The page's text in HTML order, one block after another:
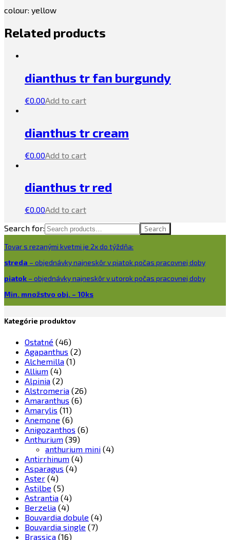
colour: yellow
Related products
dianthus tr fan burgundy
€0.00Add to cart
dianthus tr cream
€0.00Add to cart
dianthus tr red
€0.00Add to cart
Search for:
Search
Tovar s rezanými kvetmi je 2x do týždňa:
streda – objednávky najneskôr v piatok počas pracovnej doby
piatok – objednávky najneskôr v utorok počas pracovnej doby
Min. množstvo obj. – 10ks
Kategórie produktov
Ostatné (46)
Agapanthus (2)
Alchemilla (1)
Allium (4)
Alpinia (2)
Alstromeria (26)
Amaranthus (6)
Amarylis (11)
Anemone (6)
Anigozanthos (6)
Anthurium (39)
anthurium mini (4)
Antirrhinum (4)
Asparagus (4)
Aster (4)
Astilbe (5)
Astrantia (4)
Berzelia (4)
Bouvardia dobule (4)
Bouvardia single (7)
Brassica (16)